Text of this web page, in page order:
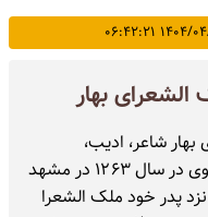
۲۲ ۰۶:۴۲:۲۱
بهار
شاعر، ادیب،
سیاستمدار و روزنامه‌نگار ایرانی است. وی در سال ۱۲۶۳ در مشهد
پدر خود ملک الشعرا